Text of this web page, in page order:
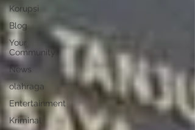
Korupsi
Blog
Your
Community
News
olahraga
Entertainment
Kriminal